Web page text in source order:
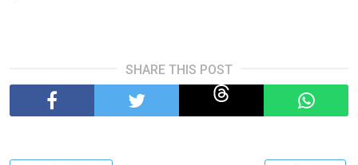
SHARE THIS POST